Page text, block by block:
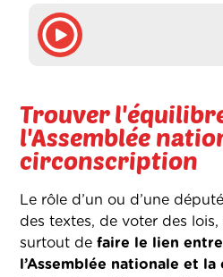
Trouver
l'Assemblée
circonscription
Le rôle d’un ou d’une
des textes, de voter des lois,
surtout defaire le lien entre
l’Assemblée nationale et